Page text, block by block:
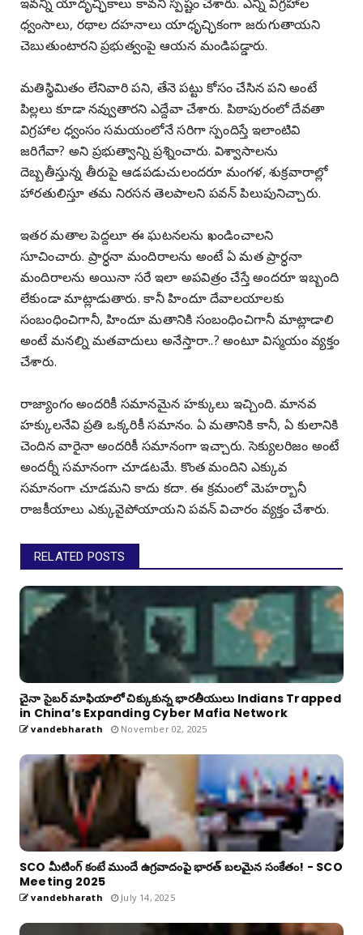
ధ్వంసాలు, రథాల దహనాలు యాధృచ్ఛికంగా జరుగుతాయని
చెబుతుంటారని ప్రభుత్వంపై ఆయన మండిపడ్డారు.
మతిస్థిమితం లేనివారి పని, తేనె పట్టు కోసం చేసిన పని అంటే
పిల్లలు కూడా నవ్వుతారని ఎద్దేవా చేశారు. పిఠాపురంలో దేవతా
విగ్రహాల ధ్వంసం సమయంలోనే సరిగా స్పందిస్తే ఇలాంటివి
జరిగేవా? అని ప్రభుత్వాన్ని ప్రశ్నించారు. విశ్వాసాలను
దెబ్బతీస్తున్న తీరుపై ఆడపడుచులందరూ మంగళ, శుక్రవారాల్లో
హారతులిస్తూ తమ నిరసన తెలపాలని పవన్ పిలుపునిచ్చారు.
ఇతర మతాల పెద్దలూ ఈ ఘటనలను ఖండించాలని
సూచించారు. ప్రార్ధనా మందిరాలను అంటే ఏ మత ప్రార్ధనా
మందిరాలను అయినా సరే ఇలా అపవిత్రం చేస్తే అందరూ ఇబ్బంది
లేకుండా మాట్లాడుతారు. కానీ హిందూ దేవాలయాలకు
సంబంధించిగానీ, హిందూ మతానికి సంబంధించిగానీ మాట్లాడాలి
అంటే మనల్ని మతవాదులు అనేస్తారా..? అంటూ విస్మయం వ్యక్తం
చేశారు.
రాజ్యాంగం అందరికీ సమానమైన హక్కులు ఇచ్చింది. మానవ
హక్కులనేవి ప్రతి ఒక్కరికీ సమానం. ఏ మతానికి కానీ, ఏ కులానికి
చెందిన వారైనా అందరికీ సమానంగా ఇచ్చారు. సెక్యులరిజం అంటే
అందర్నీ సమానంగా చూడటమే. కొంత మందిని ఎక్కువ
సమానంగా చూడమని కాదు కదా. ఈ క్రమంలో మెహర్బానీ
రాజకీయాలు ఎక్కువైపోయాయని పవన్ విచారం వ్యక్తం చేశారు.
RELATED POSTS
చైనా సైబర్ మాఫియాలో చిక్కుకున్న భారతీయులు Indians Trapped
in China’s Expanding Cyber Mafia Network
vandebharath November 02, 2025
SCO మీటింగ్ కంటే ముందే ఉగ్రవాదంపై భారత్ బలమైన సంకేతం! - SCO
Meeting 2025
vandebharath July 14, 2025